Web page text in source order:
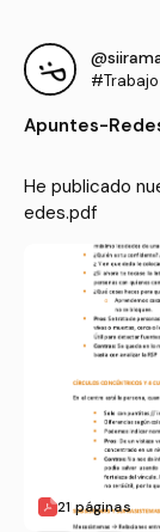
Apuntes-
He publicado
edes.pdf
21 páginas